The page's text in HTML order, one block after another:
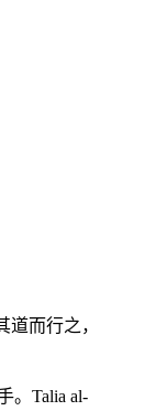
而行之，
。Talia al-